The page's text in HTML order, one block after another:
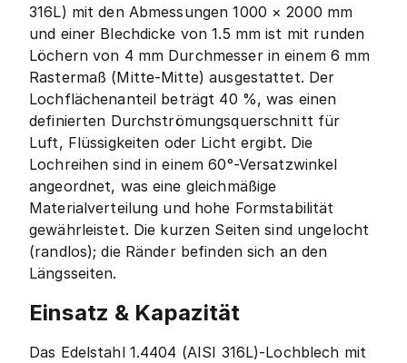
316L) mit den Abmessungen 1000 × 2000 mm
und einer Blechdicke von 1.5 mm ist mit runden
Löchern von 4 mm Durchmesser in einem 6 mm
Rastermaß (Mitte-Mitte) ausgestattet. Der
Lochflächenanteil beträgt 40 %, was einen
definierten Durchströmungsquerschnitt für
Luft, Flüssigkeiten oder Licht ergibt. Die
Lochreihen sind in einem 60°-Versatzwinkel
angeordnet, was eine gleichmäßige
Materialverteilung und hohe Formstabilität
gewährleistet. Die kurzen Seiten sind ungelocht
(randlos); die Ränder befinden sich an den
Längsseiten.
Einsatz & Kapazität
Das Edelstahl 1.4404 (AISI 316L)-Lochblech mit